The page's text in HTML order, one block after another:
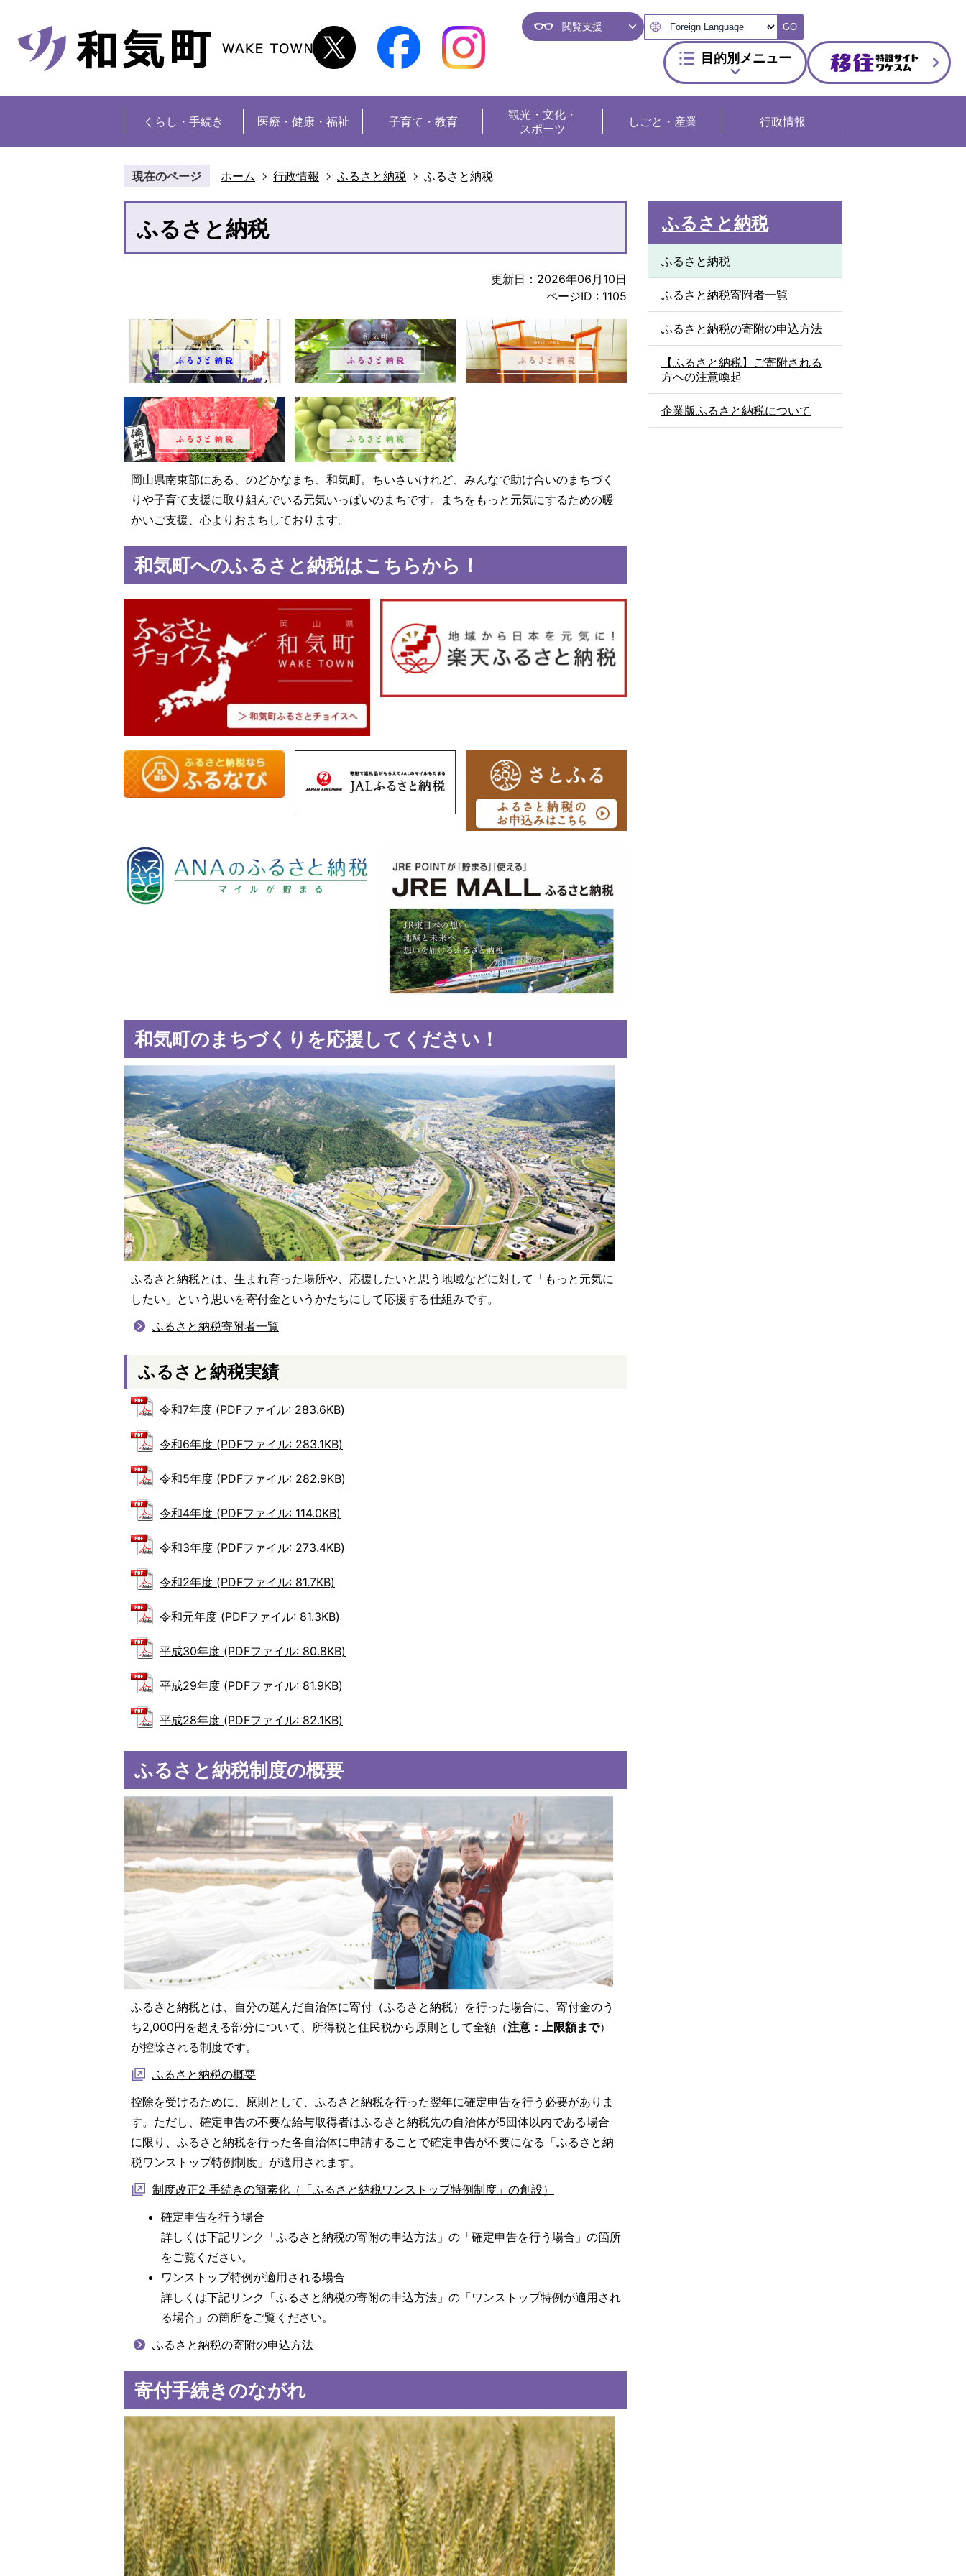
閲覧支援 GO
目的別メニュー
くらし・手続き 医療・健康・福祉 子育て・教育 観光・文化・
スポーツ
しごと・産業 行政情報
現在のページ ホーム 行政情報 ふるさと納税 ふるさと納税
ふるさと納税
更新日：2026年06月10日
ページID : 1105
岡山県南東部にある、のどかなまち、和気町。ちいさいけれど、みんなで助け合いのまちづく
りや子育て支援に取り組んでいる元気いっぱいのまちです。まちをもっと元気にするための暖
かいご支援、心よりおまちしております。
和気町へのふるさと納税はこちらから！
和気町のまちづくりを応援してください！
ふるさと納税とは、生まれ育った場所や、応援したいと思う地域などに対して「もっと元気に
したい」という思いを寄付金というかたちにして応援する仕組みです。
ふるさと納税寄附者一覧
ふるさと納税実績
令和7年度 (PDFファイル: 283.6KB)
令和6年度 (PDFファイル: 283.1KB)
令和5年度 (PDFファイル: 282.9KB)
令和4年度 (PDFファイル: 114.0KB)
令和3年度 (PDFファイル: 273.4KB)
令和2年度 (PDFファイル: 81.7KB)
令和元年度 (PDFファイル: 81.3KB)
平成30年度 (PDFファイル: 80.8KB)
平成29年度 (PDFファイル: 81.9KB)
平成28年度 (PDFファイル: 82.1KB)
ふるさと納税制度の概要
ふるさと納税とは、自分の選んだ自治体に寄付（ふるさと納税）を行った場合に、寄付金のう
ち2,000円を超える部分について、所得税と住民税から原則として全額（注意：上限額まで）
が控除される制度です。
ふるさと納税の概要
控除を受けるために、原則として、ふるさと納税を行った翌年に確定申告を行う必要がありま
す。ただし、確定申告の不要な給与取得者はふるさと納税先の自治体が5団体以内である場合
に限り、ふるさと納税を行った各自治体に申請することで確定申告が不要になる「ふるさと納
税ワンストップ特例制度」が適用されます。
制度改正2 手続きの簡素化（「ふるさと納税ワンストップ特例制度」の創設）
確定申告を行う場合
詳しくは下記リンク「ふるさと納税の寄附の申込方法」の「確定申告を行う場合」の箇所
をご覧ください。
ワンストップ特例が適用される場合
詳しくは下記リンク「ふるさと納税の寄附の申込方法」の「ワンストップ特例が適用され
る場合」の箇所をご覧ください。
ふるさと納税の寄附の申込方法
寄付手続きのながれ
ふるさと納税
ふるさと納税
ふるさと納税寄附者一覧
ふるさと納税の寄附の申込方法
【ふるさと納税】ご寄附される
方への注意喚起
企業版ふるさと納税について